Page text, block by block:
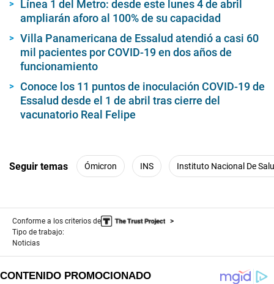
Línea 1 del Metro: desde este lunes 4 de abril
ampliarán aforo al 100% de su capacidad
Villa Panamericana de Essalud atendió a casi 60
mil pacientes por COVID-19 en dos años de
funcionamiento
Conoce los 11 puntos de inoculación COVID-19 de
Essalud desde el 1 de abril tras cierre del
vacunatorio Real Felipe
Seguir temas Ómicron INS Instituto Nacional De
Conforme a los criterios de
Tipo de trabajo:
Noticias